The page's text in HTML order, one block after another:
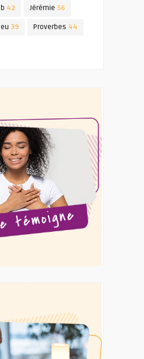
42 Jérémie 56
39 Proverbes 44